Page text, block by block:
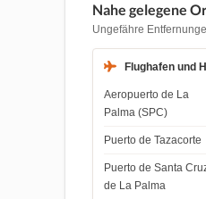
Nahe gelegene
Ungefähre
Flughafen und
Aeropuerto de La
Palma (SPC)
Puerto de Tazacorte
Puerto de Santa
de La Palma